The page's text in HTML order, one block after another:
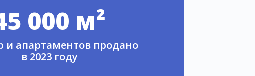
000 м²
и апартаментов продано
в 2023 году